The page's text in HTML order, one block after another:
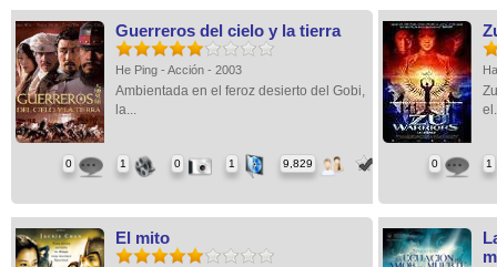
Guerreros del cielo y la tierra
He Ping - Acción - 2003
Ambientada en el feroz desierto del Gobi,
la...
0 1 0 1 9,829 0 1
El mito